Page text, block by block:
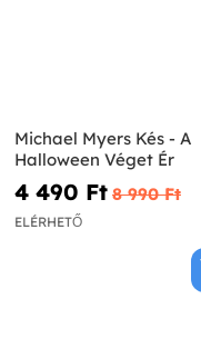
Michael Myers Kés - A
Halloween Véget Ér
4 490 Ft‎ 8 990 Ft‎
ELÉRHETŐ